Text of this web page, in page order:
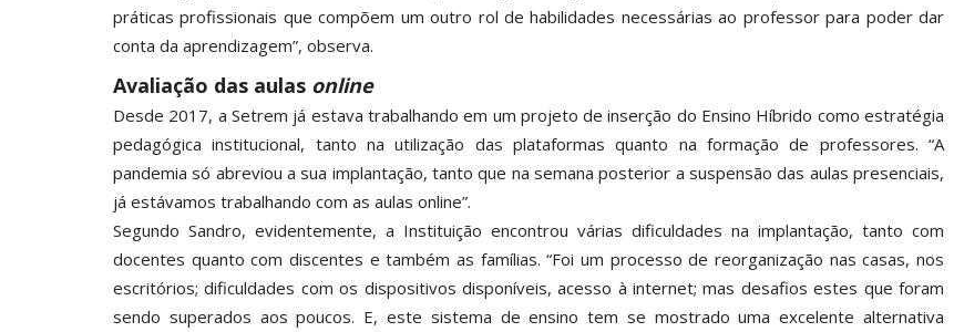
práticas profissionais que compõem um outro rol de habilidades necessárias ao professor para poder dar
conta da aprendizagem”, observa.
Avaliação das aulas online
Desde 2017, a Setrem já estava trabalhando em um projeto de inserção do Ensino Híbrido como estratégia
pedagógica institucional, tanto na utilização das plataformas quanto na formação de professores. “A
pandemia só abreviou a sua implantação, tanto que na semana posterior a suspensão das aulas presenciais,
já estávamos trabalhando com as aulas online”.
Segundo Sandro, evidentemente, a Instituição encontrou várias dificuldades na implantação, tanto com
docentes quanto com discentes e também as famílias. “Foi um processo de reorganização nas casas, nos
escritórios; dificuldades com os dispositivos disponíveis, acesso à internet; mas desafios estes que foram
sendo superados aos poucos. E, este sistema de ensino tem se mostrado uma excelente alternativa